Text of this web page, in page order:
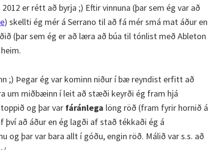
er rétt að byrja ;) Eftir vinnuna (þar sem ég var að
) skellti ég mér á Serrano til að fá mér smá mat áður en
(þar sem ég er að læra að búa til tónlist með Ableton
;) Þegar ég var kominn niður í bæ reyndist erfitt að
um miðbæinn í leit að stæði keyrði ég fram hjá
og þar var fáránlega löng röð (fram fyrir hornið á
því að áður en ég lagði af stað tékkaði ég á
og þar var bara allt í góðu, engin röð. Málið var s.s. að